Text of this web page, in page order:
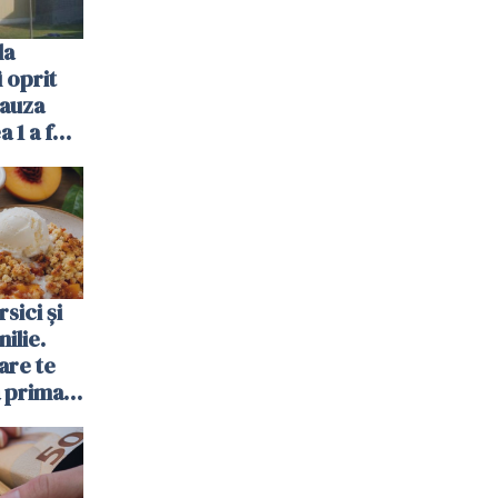
oprit
a fost
și
te
prima